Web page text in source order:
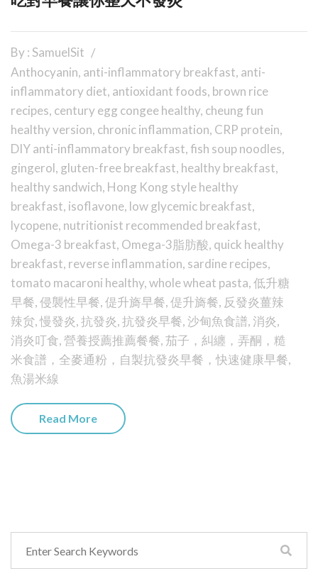
By : SamuelSit
Anthocyanin, anti-inflammatory breakfast, anti-
inflammatory diet, antioxidant foods, brown rice
recipes, century egg congee healthy, cheung fun
healthy version, chronic inflammation, CRP protein,
DIY anti-inflammatory breakfast,fish soup noodles,
gingerol, gluten-free breakfast, healthy breakfast,
healthy sandwich, Hong Kong style healthy
breakfast, isoflavone, low glycemic breakfast,
lycopene, nutritionist recommended breakfast,
Omega-3 breakfast, Omega-3脂肪酸, quick healthy
breakfast, reverse inflammation, sardine recipes,
tomato macaroni healthy,whole wheat pasta,低升糖
早餐,侵襲性早餐,偍升旖早餐,偍升旖餐, 反發炎薑辣
辣贠,慢發炎,抗發炎,抗發炎早餐, 沙甸魚食譜, 消炎,
消炎叮食,營養授薦推薦餐餐,茄子，糾纏，弄酮，糙
米食譜，全麥通粉，自製抗發炎早餐，快速健康早餐,
魚湯米線
Read More